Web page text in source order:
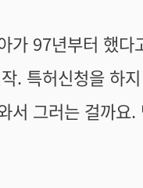
가 97년부터 했
. 특허신청을 하
서 그러는 걸까요